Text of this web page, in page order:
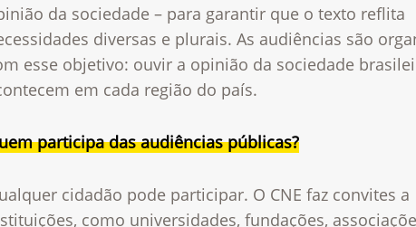
da sociedade – para garantir que o texto reflita
diversas e plurais. As audiências são
esse objetivo: ouvir a opinião da sociedade
em cada região do país.
participa das audiências públicas?
cidadão pode participar. O CNE faz convites a
como universidades, fundações,